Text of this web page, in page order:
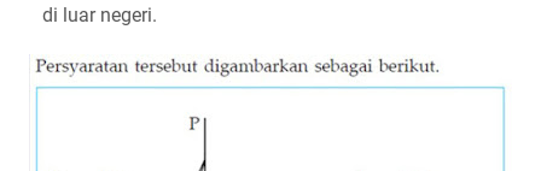
di luar negeri.